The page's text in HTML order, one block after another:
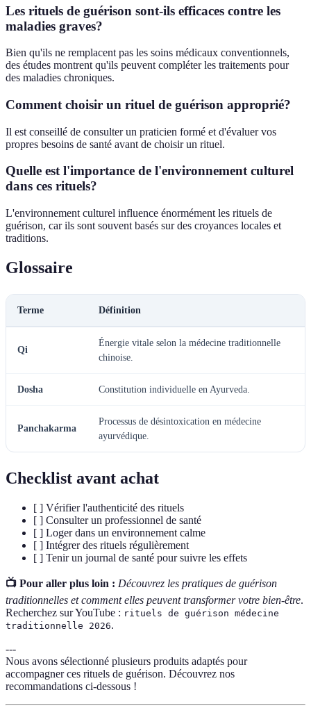
Les rituels de guérison sont-ils efficaces contre les
maladies graves?
Bien qu'ils ne remplacent pas les soins médicaux conventionnels,
des études montrent qu'ils peuvent compléter les traitements pour
des maladies chroniques.
Comment choisir un rituel de guérison approprié?
Il est conseillé de consulter un praticien formé et d'évaluer vos
propres besoins de santé avant de choisir un rituel.
Quelle est l'importance de l'environnement culturel
dans ces rituels?
L'environnement culturel influence énormément les rituels de
guérison, car ils sont souvent basés sur des croyances locales et
traditions.
Glossaire
Terme Définition
Qi
Énergie vitale selon la médecine traditionnelle
chinoise.
Dosha Constitution individuelle en Ayurveda.
Panchakarma
Processus de désintoxication en médecine
ayurvédique.
Checklist avant achat
[ ] Vérifier l'authenticité des rituels
[ ] Consulter un professionnel de santé
[ ] Loger dans un environnement calme
[ ] Intégrer des rituels régulièrement
[ ] Tenir un journal de santé pour suivre les effets
📺 Pour aller plus loin : Découvrez les pratiques de guérison
traditionnelles et comment elles peuvent transformer votre bien-être.
Recherchez sur YouTube : rituels de guérison médecine
traditionnelle 2026.
---
Nous avons sélectionné plusieurs produits adaptés pour
accompagner ces rituels de guérison. Découvrez nos
recommandations ci-dessous !